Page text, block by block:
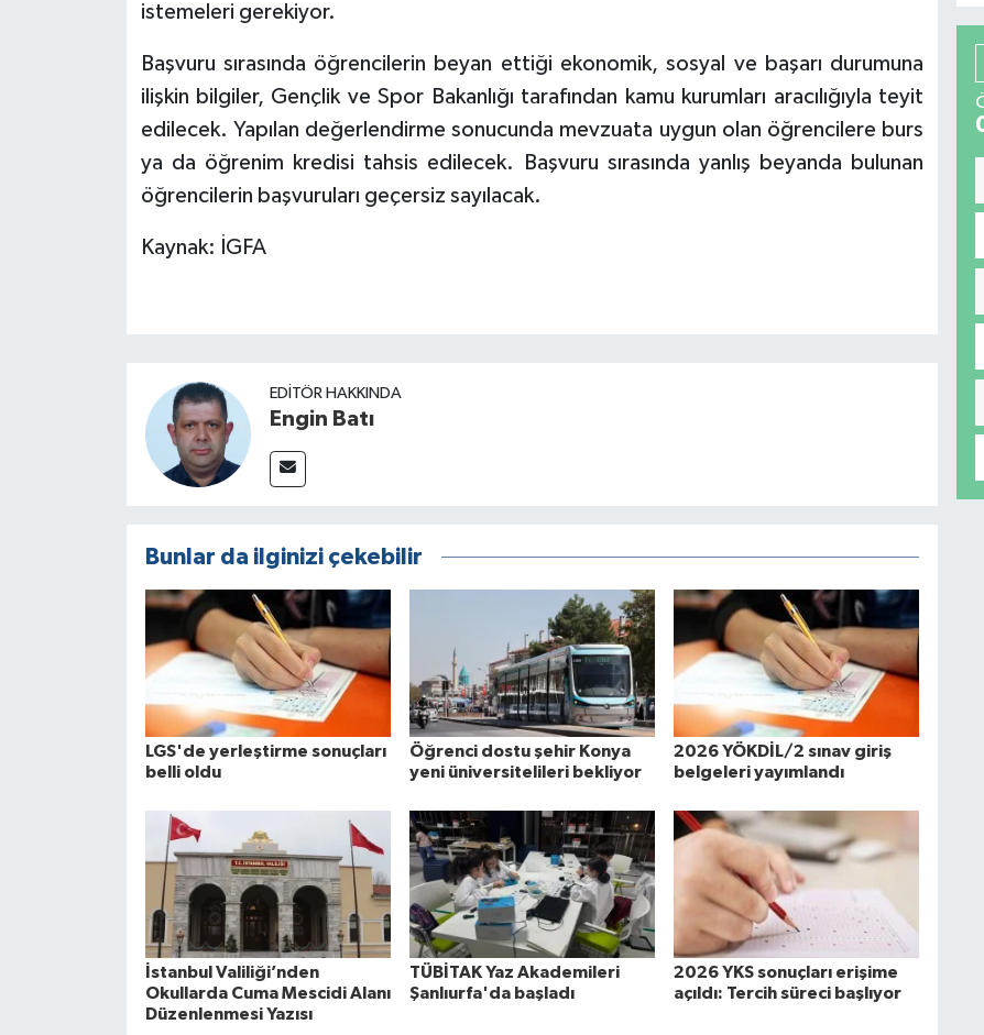
istemeleri gerekiyor.
Başvuru sırasında öğrencilerin beyan ettiği ekonomik, sosyal ve başarı durumuna
ilişkin bilgiler, Gençlik ve Spor Bakanlığı tarafından kamu kurumları aracılığıyla teyit
edilecek. Yapılan değerlendirme sonucunda mevzuata uygun olan öğrencilere burs
ya da öğrenim kredisi tahsis edilecek. Başvuru sırasında yanlış beyanda bulunan
öğrencilerin başvuruları geçersiz sayılacak.
Kaynak: İGFA
EDITÖR HAKKINDA
Engin Batı
Bunlar da ilginizi çekebilir
LGS'de yerleştirme sonuçları
belli oldu
Öğrenci dostu şehir Konya
yeni üniversitelileri bekliyor
2026 YÖKDİL/2 sınav giriş
belgeleri yayımlandı
İstanbul Valiliği’nden
Okullarda Cuma Mescidi Alanı
Düzenlenmesi Yazısı
TÜBİTAK Yaz Akademileri
Şanlıurfa'da başladı
2026 YKS sonuçları erişime
açıldı: Tercih süreci başlıyor